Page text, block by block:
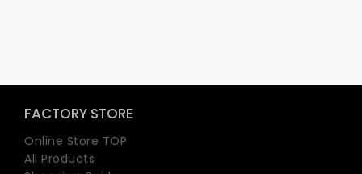
FACTORY STORE
Online Store TOP
All Products